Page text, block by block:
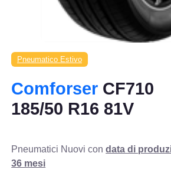
Pneumatico Estivo
Comforser CF710
185/50 R16 81V
Pneumatici Nuovi condata di
36 mesi